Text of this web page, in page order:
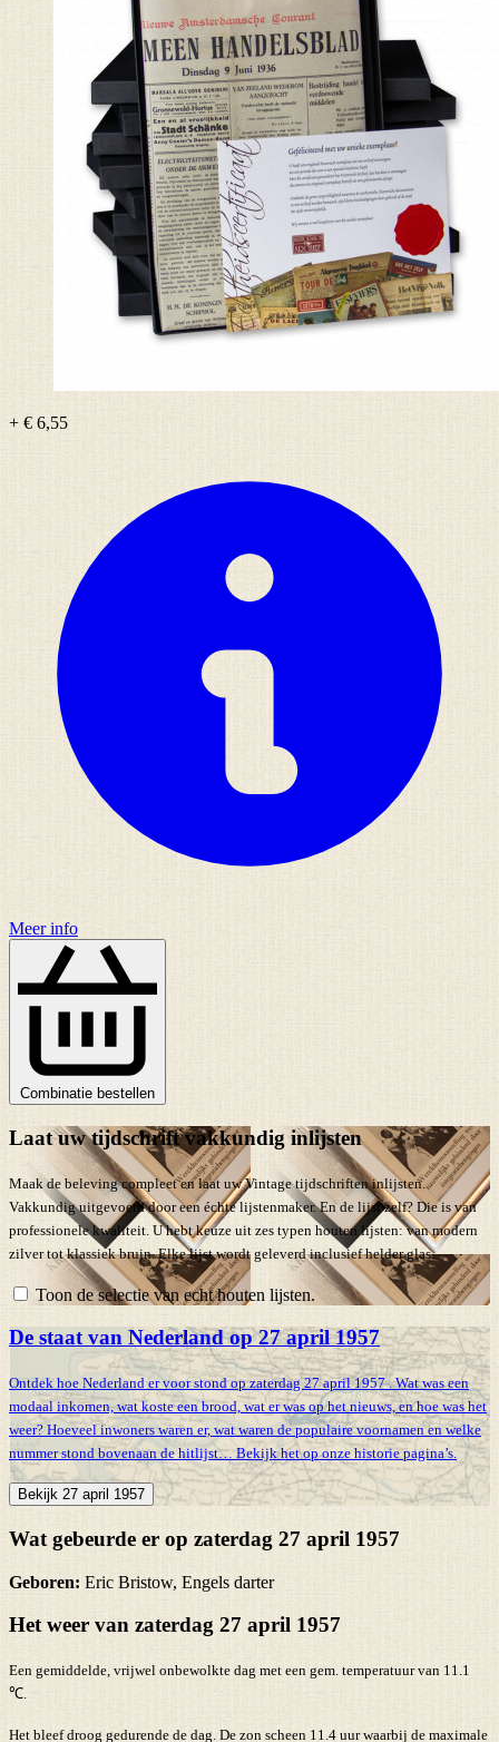
+ € 6,55
Meer info
Combinatie bestellen
Laat uw tijdschrift vakkundig inlijsten
Maak de beleving compleet en laat uw Vintage tijdschriften inlijsten.
Vakkundig uitgevoerd door een échte lijstenmaker. En de lijst zelf? Die is van
professionele kwaliteit. U hebt keuze uit zes typen houten lijsten: van modern
zilver tot klassiek bruin. Elke lijst wordt geleverd inclusief helder glas.
Toon de selectie van echt houten lijsten.
De staat van Nederland op 27 april 1957
Ontdek hoe Nederland er voor stond op zaterdag 27 april 1957 . Wat was een
modaal inkomen, wat koste een brood, wat er was op het nieuws, en hoe was het
weer? Hoeveel inwoners waren er, wat waren de populaire voornamen en welke
nummer stond bovenaan de hitlijst… Bekijk het op onze historie pagina’s.
Bekijk 27 april 1957
Wat gebeurde er op zaterdag 27 april 1957
Geboren: Eric Bristow, Engels darter
Het weer van zaterdag 27 april 1957
Een gemiddelde, vrijwel onbewolkte dag met een gem. temperatuur van 11.1
℃.
Het bleef droog gedurende de dag. De zon scheen 11.4 uur waarbij de maximale